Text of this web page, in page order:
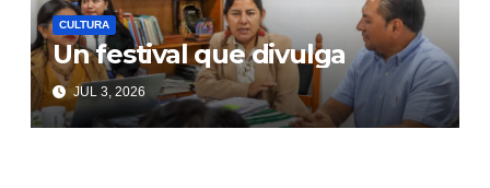
CULTURA
Un festival que divulga
JUL 3, 2026